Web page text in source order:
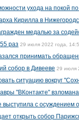
ухода на покой
Кирилла в
медалью за
раз 29 июля 2022 года,
принимать
собор в Дивееве 29 июля
ситуацию вокруг
"ВКонтакте"
выступила с осуждением
открыть собор